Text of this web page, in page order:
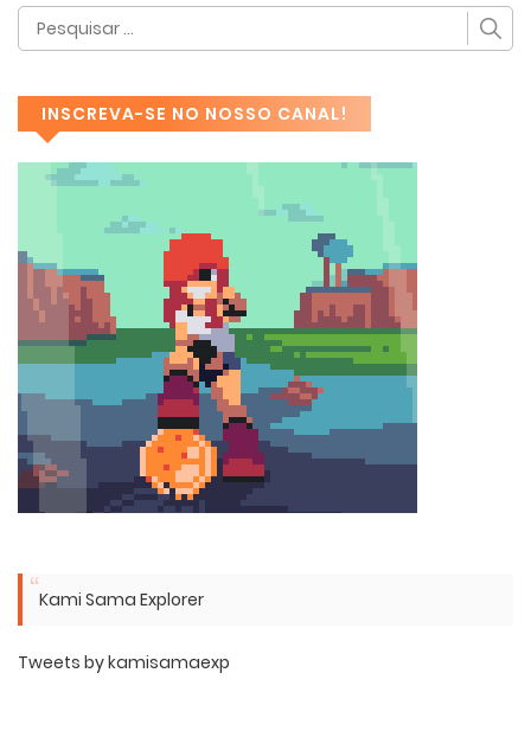
INSCREVA-SE NO NOSSO CANAL!
Kami Sama Explorer
Tweets by kamisamaexp